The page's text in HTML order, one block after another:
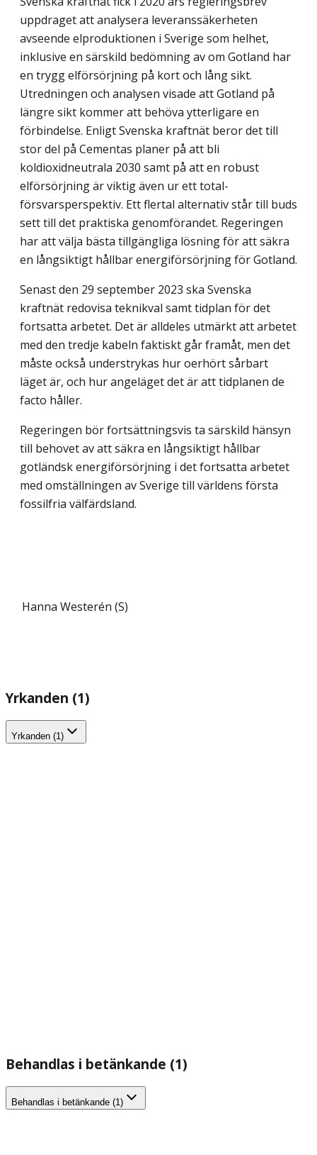
uppdraget att analysera leverans­säkerheten
avseende elproduktionen i Sverige som helhet,
inklusive en särskild be­dömning av om Gotland har
en trygg elförsörjning på kort och lång sikt.
Utredningen och analysen visade att Gotland på
längre sikt kommer att behöva ytterligare en
förbindelse. Enligt Svenska kraftnät beror det till
stor del på Cementas planer på att bli
koldioxidneutrala 2030 samt på att en robust
elförsörjning är viktig även ur ett total­
försvarsperspektiv. Ett flertal alternativ står till buds
sett till det praktiska genom­förandet. Regeringen
har att välja bästa tillgängliga lösning för att säkra
en långsiktigt hållbar energiförsörjning för Gotland.
Senast den 29 september 2023 ska Svenska
kraftnät redovisa teknikval samt tidplan för det
fortsatta arbetet. Det är alldeles utmärkt att arbetet
med den tredje kabeln faktiskt går framåt, men det
måste också understrykas hur oerhört sårbart
läget är, och hur ange­läget det är att tidplanen de
facto håller.
Regeringen bör fortsättningsvis ta särskild hänsyn
till behovet av att säkra en långsiktigt hållbar
gotländsk energiförsörjning i det fortsatta arbetet
med omställningen av Sverige till världens första
fossilfria välfärdsland.
Hanna Westerén (S)
Yrkanden (1)
Yrkanden (1)
Behandlas i betänkande (1)
Behandlas i betänkande (1)